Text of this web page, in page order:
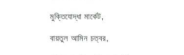
মুক্তিযোদ্ধা মার্কেট,
বায়তুল আমিন চত্বর,